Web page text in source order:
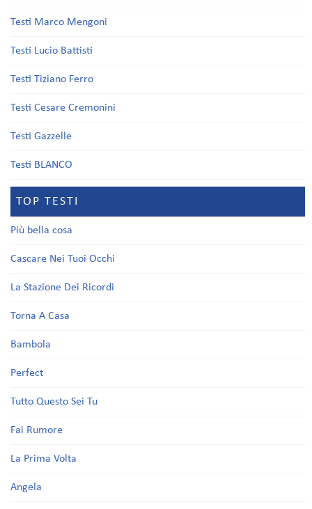
Testi Marco Mengoni
Testi Lucio Battisti
Testi Tiziano Ferro
Testi Cesare Cremonini
Testi Gazzelle
Testi BLANCO
TOP TESTI
Più bella cosa
Cascare Nei Tuoi Occhi
La Stazione Dei Ricordi
Torna A Casa
Bambola
Perfect
Tutto Questo Sei Tu
Fai Rumore
La Prima Volta
Angela